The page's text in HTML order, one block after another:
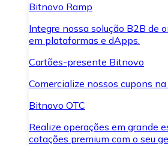
Bitnovo Ramp
Integre nossa solução B2B de
em plataformas e dApps.
Cartões-presente Bitnovo
Comercialize nossos cupons na
Bitnovo OTC
Realize operações em grande
cotações premium com o seu